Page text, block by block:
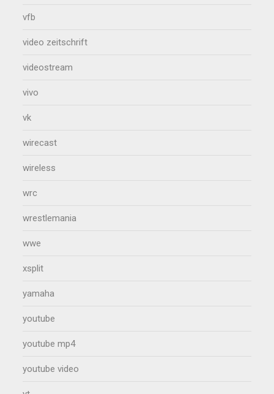
vfb
video zeitschrift
videostream
vivo
vk
wirecast
wireless
wrc
wrestlemania
wwe
xsplit
yamaha
youtube
youtube mp4
youtube video